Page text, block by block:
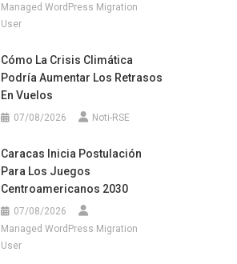
Managed WordPress Migration
User
Cómo La Crisis Climática
Podría Aumentar Los Retrasos
En Vuelos
07/08/2026 Noti-RSE
Caracas Inicia Postulación
Para Los Juegos
Centroamericanos 2030
07/08/2026
Managed WordPress Migration
User